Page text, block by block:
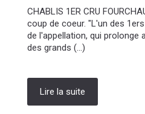
CHABLIS 1ER CRU
coup de coeur. "L'un des
de l'appellation, qui prolonge
des grands (...)
Lire la suite